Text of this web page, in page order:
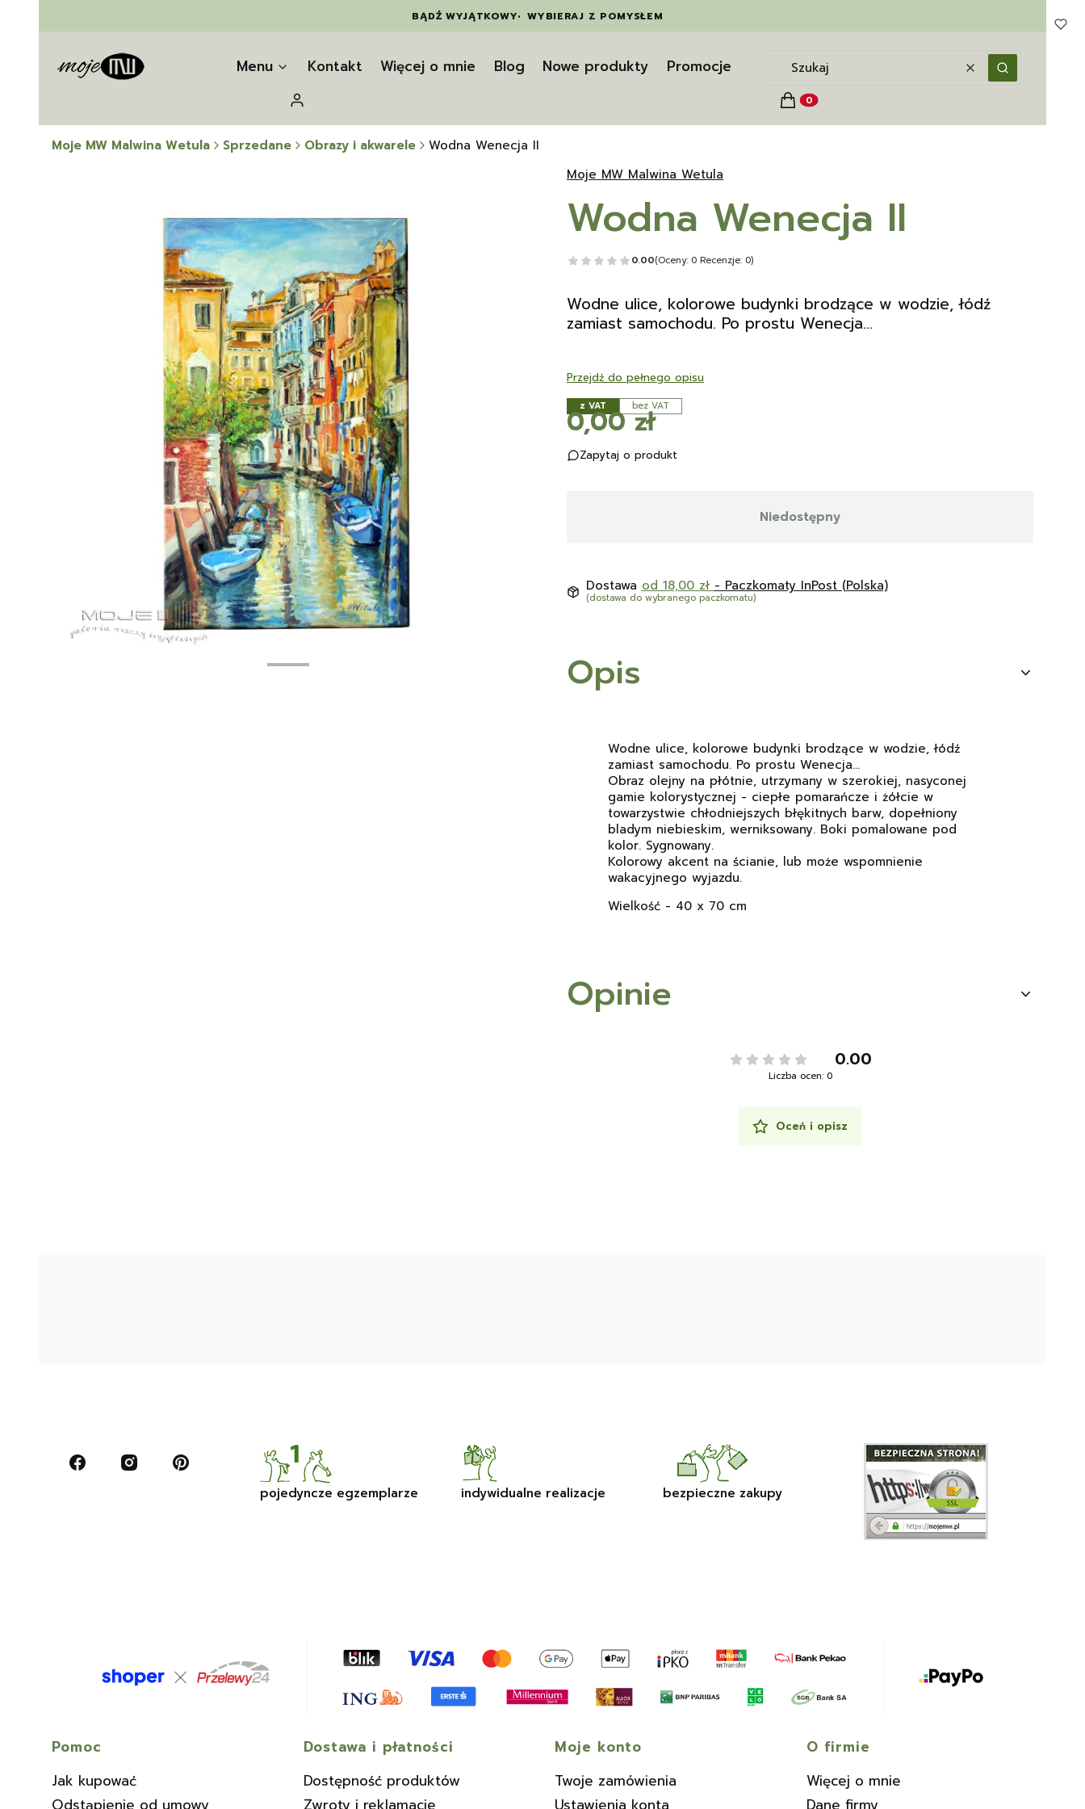
BĄDŹ WYJĄTKOWY• WYBIERAJ Z POMYSŁEM
Menu Kontakt Więcej o mnie Blog Nowe produkty Promocje WyczyśćSzukaj
Zaloguj się Produkty w koszyku: 0. Zobacz szczegóły
Koszyk
Moje MW Malwina Wetula Sprzedane Obrazy i akwarele
Wodna Wenecja II
Moje MW Malwina Wetula
Wodna Wenecja II
0.00(Oceny: 0 Recenzje: 0)
Wodne ulice, kolorowe budynki brodzące w wodzie, łódź
zamiast samochodu. Po prostu Wenecja...
Przejdź do pełnego opisu
z VAT bez VAT
Cena
0,00 zł
Zapytaj o produkt
Niedostępny
Dostawa od 18,00 zł - Paczkomaty InPost (Polska)
(dostawa do wybranego paczkomatu)
Opis
Wodne ulice, kolorowe budynki brodzące w wodzie, łódź
zamiast samochodu. Po prostu Wenecja...
Obraz olejny na płótnie, utrzymany w szerokiej, nasyconej
gamie kolorystycznej - ciepłe pomarańcze i żółcie w
towarzystwie chłodniejszych błękitnych barw, dopełniony
bladym niebieskim, werniksowany. Boki pomalowane pod
kolor. Sygnowany.
Kolorowy akcent na ścianie, lub może wspomnienie
wakacyjnego wyjazdu.
Wielkość - 40 x 70 cm
Opinie
0.00
Liczba ocen: 0
Oceń i opisz
pojedyncze egzemplarze indywidualne realizacje bezpieczne zakupy
Linki w stopce
Pomoc
Jak kupować
Dostawa i płatności
Dostępność produktów
Moje konto
Twoje zamówienia
O firmie
Więcej o mnie